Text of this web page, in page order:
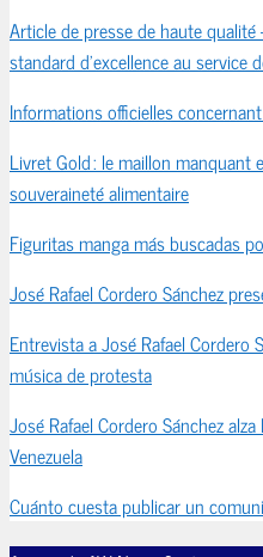
Article de presse de haute
standard d’excellence au service
Informations officielles
Livret Gold : le maillon manquant
souveraineté alimentaire
Figuritas manga más buscadas
José Rafael Cordero Sánchez
Entrevista a José Rafael
música de protesta
José Rafael Cordero Sánchez
Venezuela
Cuánto cuesta publicar un